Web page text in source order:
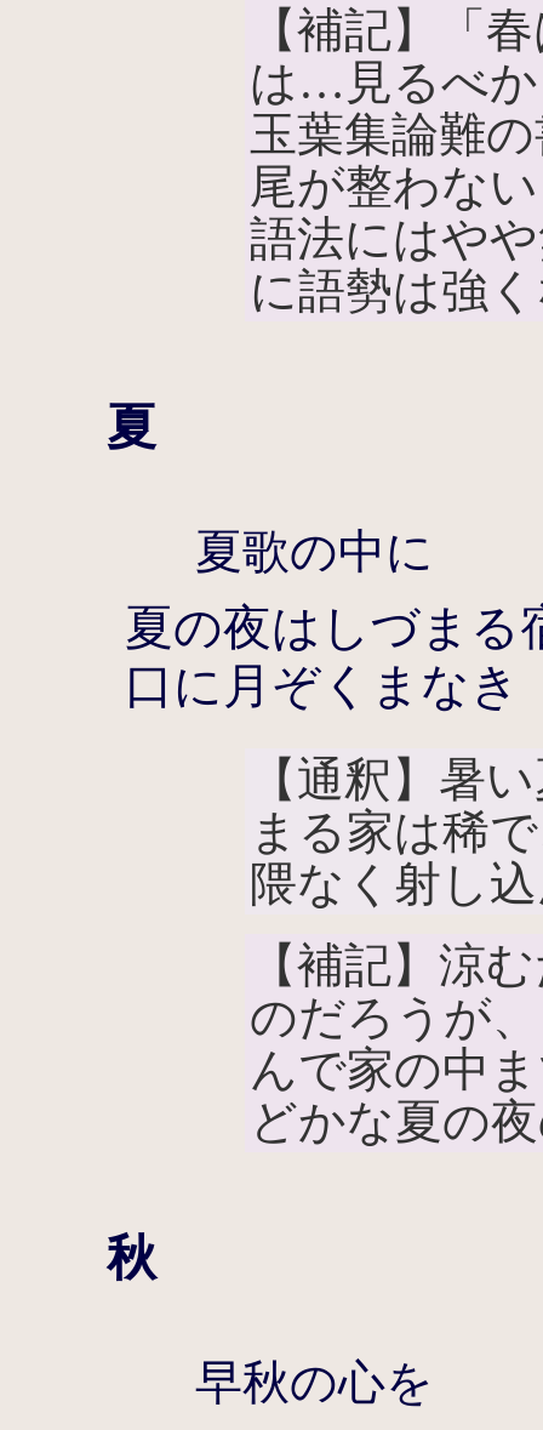
【補記】「
は…見るべか
玉葉集論難
尾が整わな
語法にはや
に語勢は強
夏
夏歌の中に
夏の夜はしづまる
口に月ぞくまなき
【通釈】暑
まる家は稀
隈なく射し
【補記】涼
のだろうが
んで家の中
どかな夏の
秋
早秋の心を